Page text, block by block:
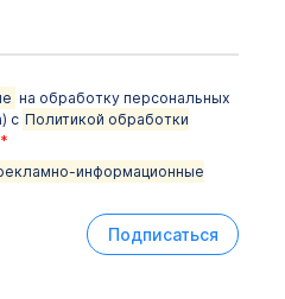
на обработку персональных
с Политикой обработки
*
информационные
Подписаться